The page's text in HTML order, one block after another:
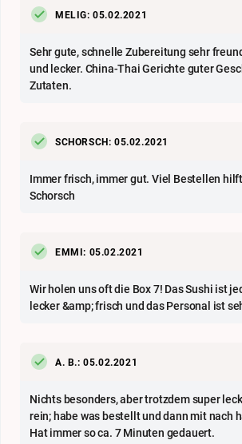
MELIG: 05.02.2021
Sehr gute, schnelle Zubereitung sehr
und lecker. China-Thai Gerichte guter
Zutaten.
SCHORSCH: 05.02.2021
Immer frisch, immer gut. Viel Bestellen
Schorsch
EMMI: 05.02.2021
Wir holen uns oft die Box 7! Das Sushi ist
lecker &amp; frisch und das Personal ist
A. B.: 05.02.2021
Nichts besonders, aber trotzdem super
rein; habe was bestellt und dann mit nach
Hat immer so ca. 7 Minuten gedauert.